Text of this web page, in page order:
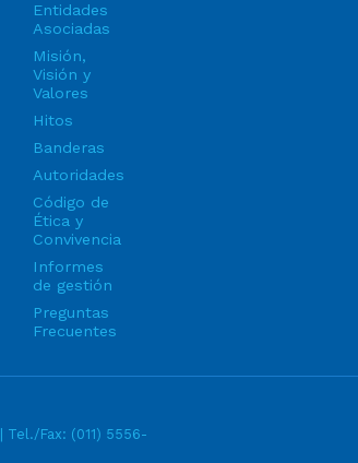
Entidades
Asociadas
Misión,
Visión y
Valores
Hitos
Banderas
Autoridades
Código de
Ética y
Convivencia
Informes
de gestión
Preguntas
Frecuentes
Tel./Fax: (011) 5556-